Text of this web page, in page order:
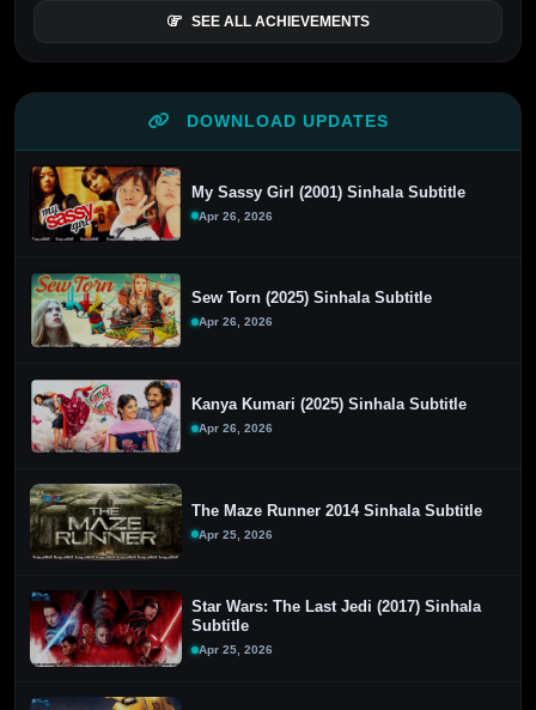
SEE ALL ACHIEVEMENTS
DOWNLOAD UPDATES
My Sassy Girl (2001) Sinhala Subtitle
Apr 26, 2026
Sew Torn (2025) Sinhala Subtitle
Apr 26, 2026
Kanya Kumari (2025) Sinhala Subtitle
Apr 26, 2026
The Maze Runner 2014 Sinhala Subtitle
Apr 25, 2026
Star Wars: The Last Jedi (2017) Sinhala
Subtitle
Apr 25, 2026